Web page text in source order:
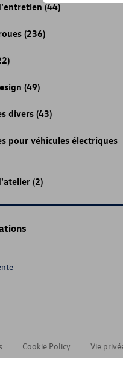
(44)
(236)
(49)
divers(43)
pour véhicules électriques
(2)
Cookie Policy
Vie